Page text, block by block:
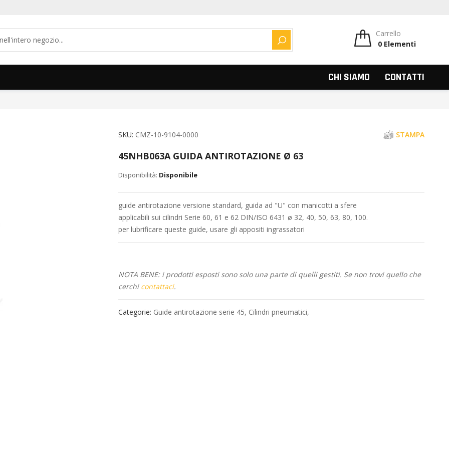
CERCA
Carrello
0 Elementi
CHI SIAMO CONTATTI
SKU CMZ-10-9104-0000 STAMPA
45NHB063A GUIDA ANTIROTAZIONE Ø 63
Disponibile
guide antirotazione versione standard, guida ad "U" con manicotti a sfere
applicabili sui cilindri Serie 60, 61 e 62 DIN/ISO 6431 ø 32, 40, 50, 63, 80, 100.
per lubrificare queste guide, usare gli appositi ingrassatori
NOTA BENE: i prodotti esposti sono solo una parte di quelli gestiti. Se non trovi quello che
cerchi contattaci.
Categorie: Guide antirotazione serie 45, Cilindri pneumatici,